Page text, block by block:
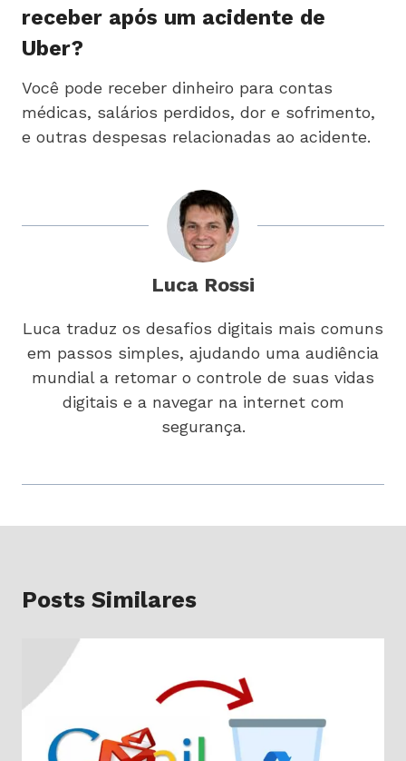
receber após um acidente de
Uber?
Você pode receber dinheiro para contas
médicas, salários perdidos, dor e sofrimento,
e outras despesas relacionadas ao acidente.
Luca Rossi
Luca traduz os desafios digitais mais comuns
em passos simples, ajudando uma audiência
mundial a retomar o controle de suas vidas
digitais e a navegar na internet com
segurança.
Posts Similares